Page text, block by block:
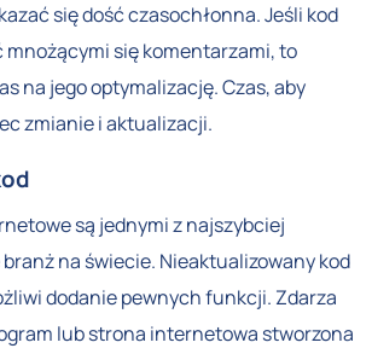
się dość czasochłonna. Jeśli kod
mnożącymi się komentarzami, to
na jego optymalizację. Czas, aby
zmianie i aktualizacji.
są jednymi z najszybciej
na świecie. Nieaktualizowany kod
dodanie pewnych funkcji. Zdarza
lub strona internetowa stworzona